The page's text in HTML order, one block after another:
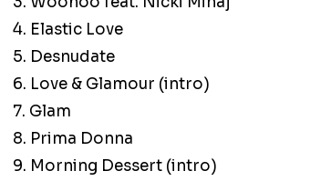
4. Elastic Love
5. Desnudate
6. Love & Glamour (intro)
7. Glam
8. Prima Donna
9. Morning Dessert (intro)